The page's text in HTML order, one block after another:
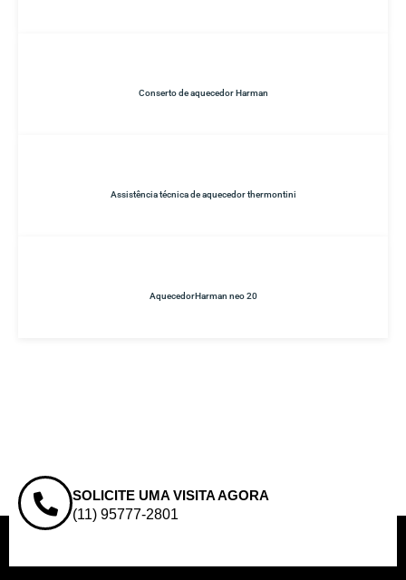
Conserto de aquecedor Harman
Assistência técnica de aquecedor thermontini
AquecedorHarman neo 20
SOLICITE UMA VISITA AGORA
(11) 95777-2801